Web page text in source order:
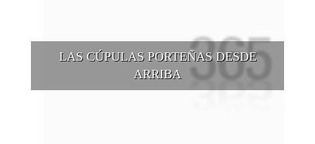
LAS CÚPULAS PORTEÑAS DESDE
ARRIBA